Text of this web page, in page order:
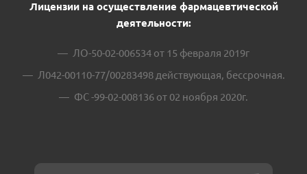
Лицензии на осуществление фармацевтической
деятельности:
ЛО-50-02-006534 от 15 февраля 2019г
Л042-00110-77/00283498 действующая, бессрочная.
ФС -99-02-008136 от 02 ноября 2020г.